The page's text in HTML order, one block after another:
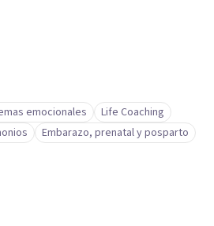
emocionales
Life Coaching
Embarazo, prenatal y posparto